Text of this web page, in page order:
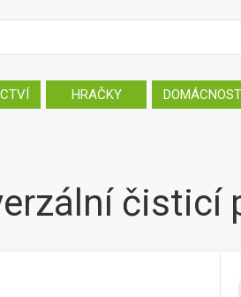
HRAČKY DOMÁCNOST
čisticí